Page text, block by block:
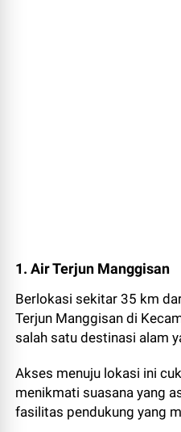
1. Air Terjun Manggisan
Berlokasi sekitar 35 km
Terjun Manggisan di
salah satu destinasi alam
Akses menuju lokasi ini
menikmati suasana yang
fasilitas pendukung yang